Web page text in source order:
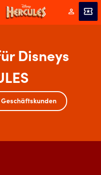
Mein
Konto
Angebot
Disneys
Geschäftskunden